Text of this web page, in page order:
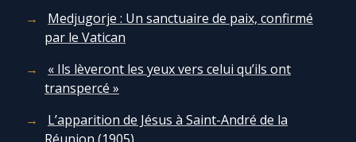
Medjugorje : Un sanctuaire de paix, confirmé
par le Vatican
« Ils lèveront les yeux vers celui qu’ils ont
transpercé »
L’apparition de Jésus à Saint-André de la